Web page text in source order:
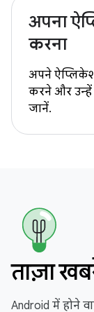
अपना
करना
अपने
करने और उन्हें
जानें.
ताज़ा
Android में होने